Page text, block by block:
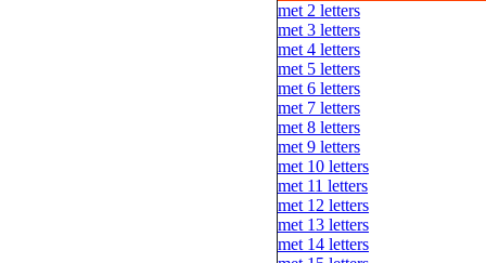
met 2 letters
met 3 letters
met 4 letters
met 5 letters
met 6 letters
met 7 letters
met 8 letters
met 9 letters
met 10 letters
met 11 letters
met 12 letters
met 13 letters
met 14 letters